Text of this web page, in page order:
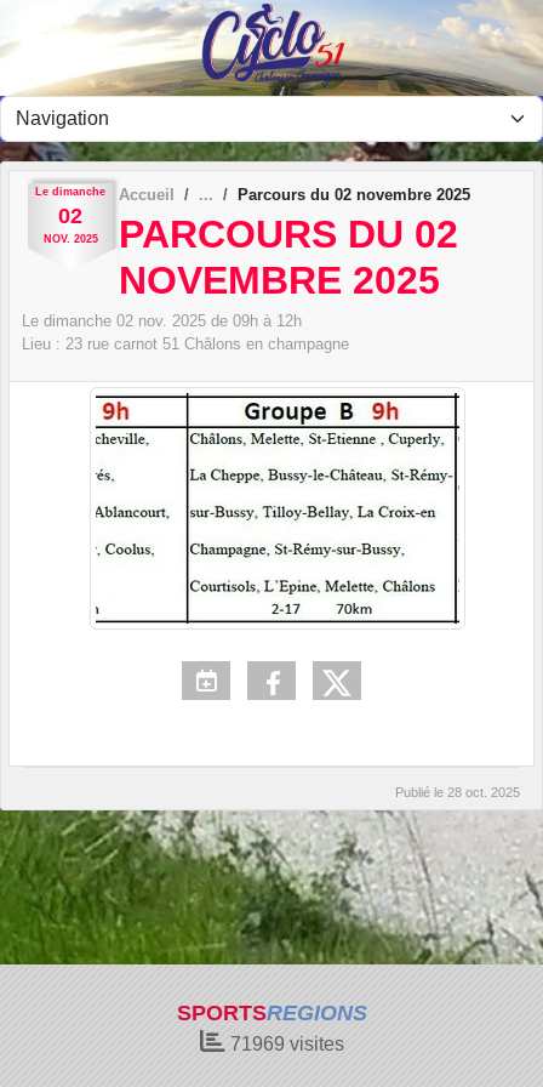
Le dimanche
02
NOV. 2025
Accueil Parcours du 02 novembre 2025
PARCOURS DU 02
NOVEMBRE 2025
Le dimanche 02 nov. 2025 de 09h à 12h
Lieu : 23 rue carnot 51 Châlons en champagne
Publié le 28 oct. 2025
SPORTSREGIONS
71969 visites
Panneau de gestion des cookies